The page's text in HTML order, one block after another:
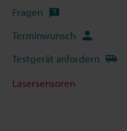
Fragen
Terminwunsch
Testgerät anfordern
Lasersensoren